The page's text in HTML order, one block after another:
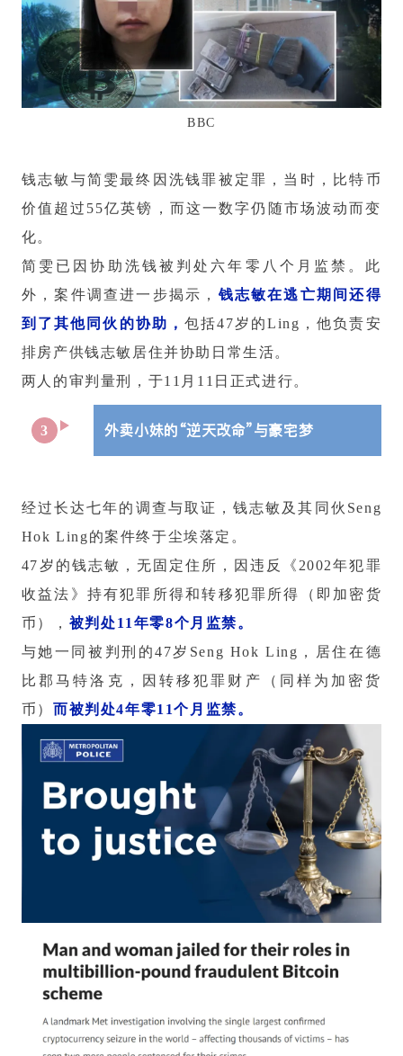
BBC
钱志敏与简雯最终因洗钱罪被定罪，当时，比特币
价值超过55亿英镑，而这一数字仍随市场波动而变
化。
简雯已因协助洗钱被判处六年零八个月监禁。此
外，案件调查进一步揭示，钱志敏在逃亡期间还得
到了其他同伙的协助， 包括47岁的Ling，他负责安
排房产供钱志敏居住并协助日常生活。
两人的审判量刑，于11月11日正式进行。
3 外卖小妹的“逆天改命”与豪宅梦
经过长达七年的调查与取证，钱志敏及其同伙Seng
Hok Ling的案件终于尘埃落定。
47岁的钱志敏，无固定住所，因违反《2002年犯罪
收益法》持有犯罪所得和转移犯罪所得（即加密货
币）， 被判处11年零8个月监禁。
与她一同被判刑的47岁Seng Hok Ling，居住在德
比郡马特洛克，因转移犯罪财产（同样为加密货
币）而被判处4年零11个月监禁。